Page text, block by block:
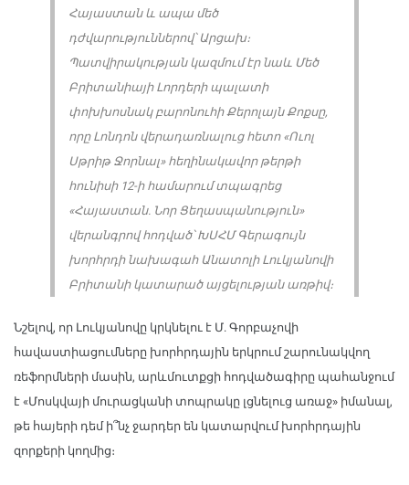
Հայաստան և ապա մեծ
դժվարություններով՝ Արցախ։
Պատվիրակության կազմում էր նաև Մեծ
Բրիտանիայի Լորդերի պալատի
փոխխոսնակ բարոնուհի Քերոլայն Քոքսը,
որը Լոնդոն վերադառնալուց հետո «Ուոլ
Սթրիթ Ջորնալ» հեղինակավոր թերթի
հունիսի 12-ի համարում տպագրեց
«Հայաստան. Նոր Ցեղասպանություն»
վերանգրով հոդված՝ ԽՍՀՄ Գերագույն
խորհրդի նախագահ Անատոլի Լուկյանովի
Բրիտանի կատարած այցելության առթիվ։
Նշելով, որ Լուկյանովը կրկնելու է Մ. Գորբաչովի
հավաստիացումները խորհրդային երկրում շարունակվող
ռեֆորմների մասին, արևմուտքցի հոդվածագիրը պահանջում
է «Մոսկվայի մուրացկանի տոպրակը լցնելուց առաջ» իմանալ,
թե հայերի դեմ ի՞նչ ջարդեր են կատարվում խորհրդային
զորքերի կողմից։